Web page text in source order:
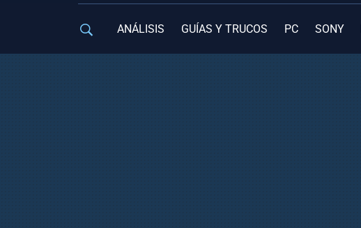
ANÁLISIS GUÍAS Y TRUCOS PC SONY